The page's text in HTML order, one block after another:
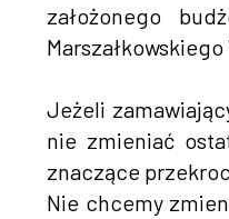
założonego
Jeżeli
nie zmieniać
znaczące
Nie chcemy